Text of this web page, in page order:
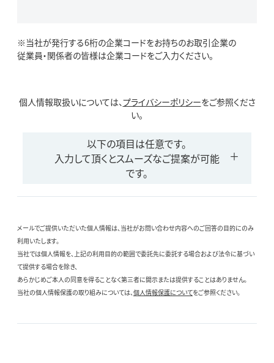
※当社が発行する6桁の企業コードをお持ちのお取引企業の
従業員・関係者の皆様は企業コードをご入力ください。
個人情報取扱いについては、プライバシーポリシーをご参照くださ
い。
以下の項目は任意です。
入力して頂くとスムーズなご提案が可能
です。
メールでご提供いただいた個人情報は、当社がお問い合わせ内容へのご回答の目的にのみ
利用いたします。
当社では個人情報を、上記の利用目的の範囲で委託先に委託する場合および法令に基づい
て提供する場合を除き、
あらかじめご本人の同意を得ることなく第三者に開示または提供することはありません。
当社の個人情報保護の取り組みについては、個人情報保護についてをご参照ください。